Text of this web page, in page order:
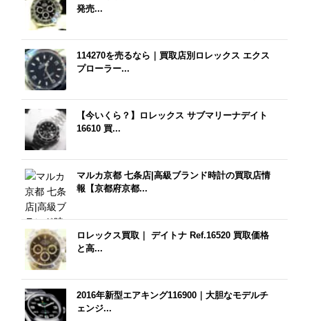
発売...
114270を売るなら｜買取店別ロレックス エクス
プローラー...
【今いくら？】ロレックス サブマリーナデイト
16610 買...
マルカ京都 七条店|高級ブランド時計の買取店情
報【京都府京都...
ロレックス買取｜ デイトナ Ref.16520 買取価格
と高...
2016年新型エアキング116900｜大胆なモデルチ
ェンジ...